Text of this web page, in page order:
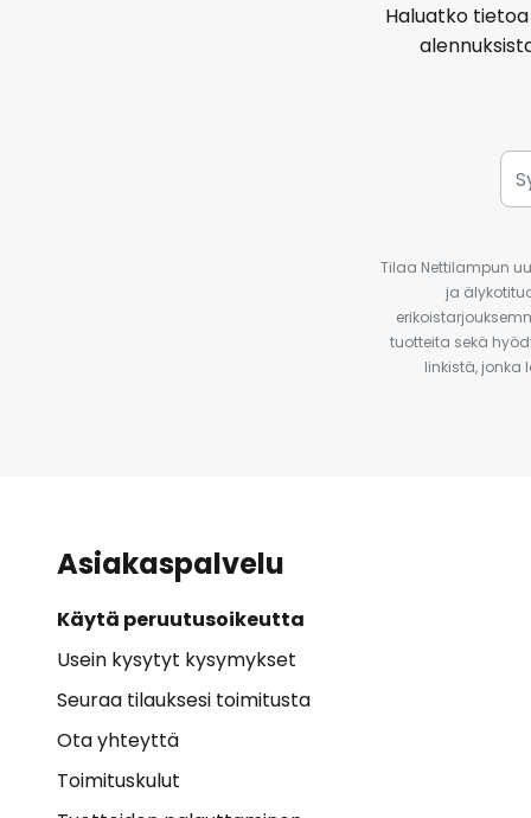
Haluatko
Tilaa Nettilampun
ja
tuotteita sekä
linkistä, jonka
Asiakaspalvelu
Käytä peruutusoikeutta
Usein kysytyt kysymykset
Seuraa tilauksesi toimitusta
Ota yhteyttä
Toimituskulut